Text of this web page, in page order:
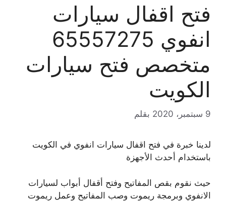
فتح اقفال سيارات
انفوي 65557275
متخصص فتح سيارات
الكويت
9 سبتمبر، 2020 بقلم
لدينا خبرة في فتح اقفال سيارات انفوي في الكويت
باستخدام أحدث الأجهزة
حيث نقوم بقص المفاتيح وفتح أقفال أبواب لسيارات
الانفوي وبرمجة ريموت وصب المفاتيح وعمل ريموت